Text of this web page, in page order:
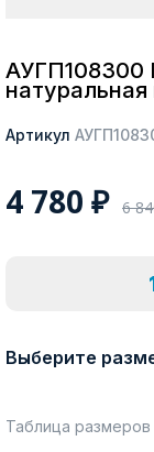
АУГП108300
Артикул
4 780 ₽ 6
Выберите
Таблица размеров